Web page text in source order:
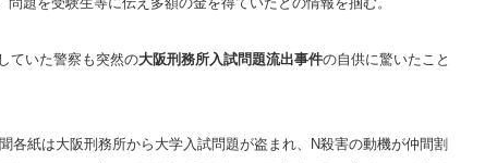
ていた警察も突然の大阪刑務所入試問題流出事件の自供に驚いたこと
各紙は大阪刑務所から大学入試問題が盗まれ、N殺害の動機が仲間割